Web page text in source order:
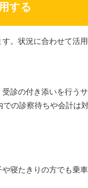
する
。状況に合わせて活用
診の付き添いを行う
の診察待ちや会計は
寝たきりの方でも乗